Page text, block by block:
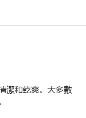
潔和乾爽。大多數